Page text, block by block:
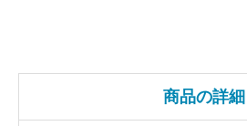
宝
院
商品の詳細